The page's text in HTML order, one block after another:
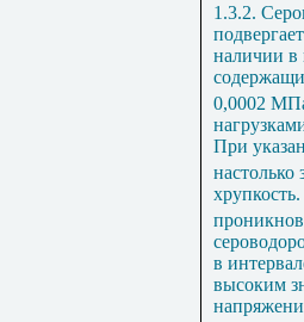
1.3.2.
наличии в
0,0002
При
в
высоким